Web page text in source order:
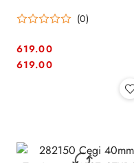
(0)
Cena:
619.00
Cena:
619.00